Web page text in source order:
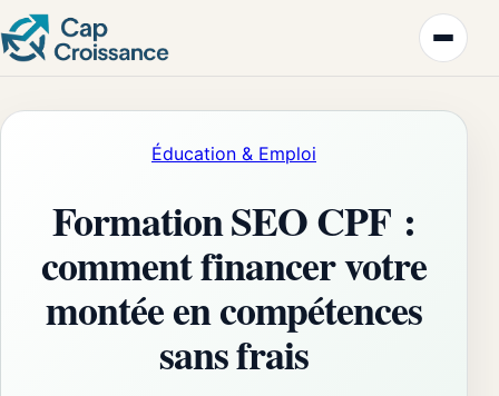
Éducation & Emploi
Formation SEO CPF :
comment financer votre
montée en compétences
sans frais